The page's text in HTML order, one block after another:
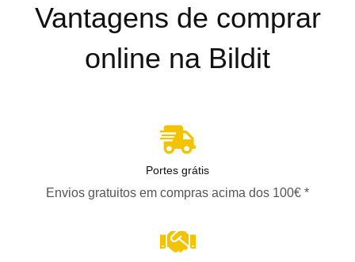
Vantagens de comprar
online na Bildit
Portes grátis
Envios gratuitos em compras acima dos 100€ *